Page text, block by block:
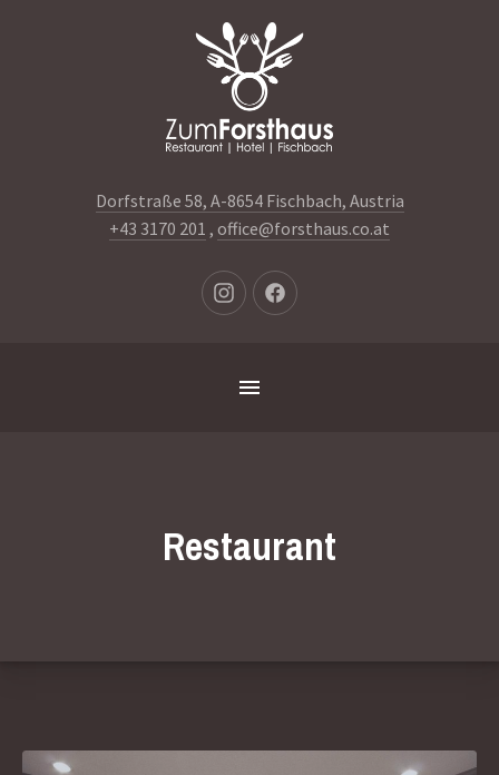
Dorfstraße 58, A-8654 Fischbach, Austria
+43 3170 201 , office@forsthaus.co.at
Neues Neues
Restaurant